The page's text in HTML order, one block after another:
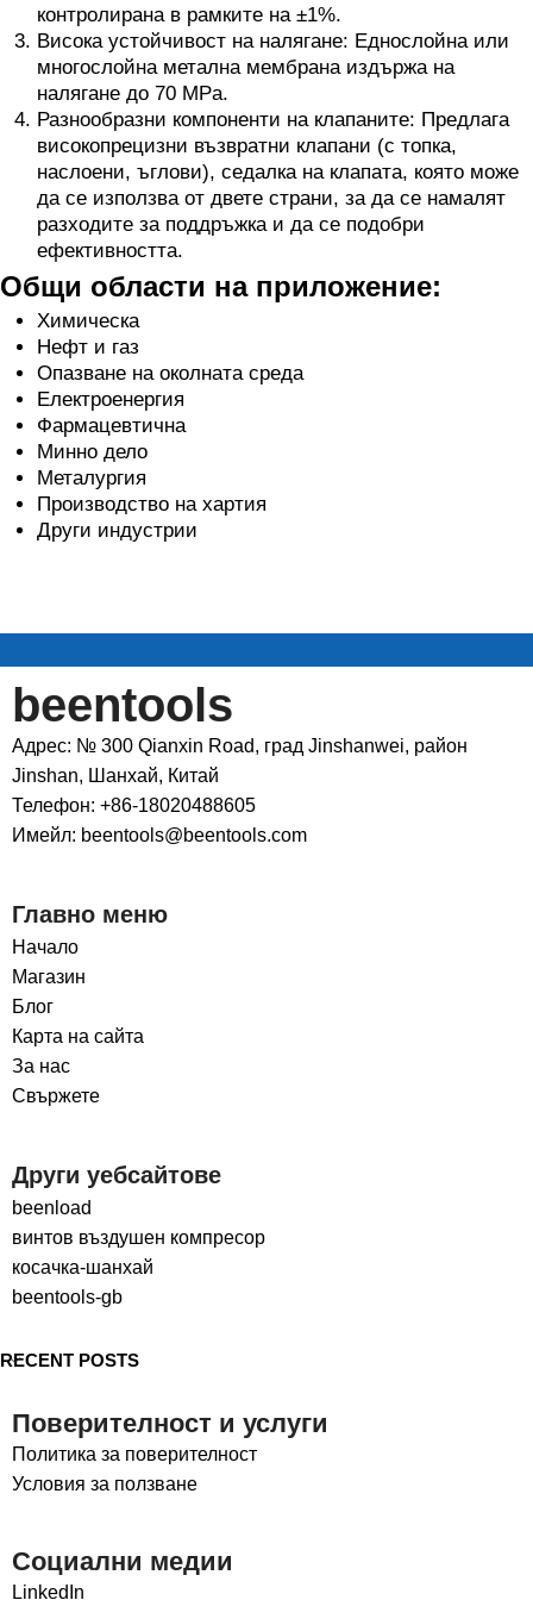
контролирана в рамките на ±1%.
Висока устойчивост на налягане: Еднослойна или
многослойна метална мембрана издържа на
налягане до 70 MPa.
Разнообразни компоненти на клапаните: Предлага
високопрецизни възвратни клапани (с топка,
наслоени, ъглови), седалка на клапата, която може
да се използва от двете страни, за да се намалят
разходите за поддръжка и да се подобри
ефективността.
Общи области на приложение:
Химическа
Нефт и газ
Опазване на околната среда
Електроенергия
Фармацевтична
Минно дело
Металургия
Производство на хартия
Други индустрии
beentools
Адрес: № 300 Qianxin Road, град Jinshanwei, район
Jinshan, Шанхай, Китай
Телефон: +86-18020488605
Имейл: beentools@beentools.com
Главно меню
Начало
Магазин
Блог
Карта на сайта
За нас
Свържете
Други уебсайтове
beenload
винтов въздушен компресор
косачка-шанхай
beentools-gb
RECENT POSTS
Поверителност и услуги
Политика за поверителност
Условия за ползване
Социални медии
LinkedIn